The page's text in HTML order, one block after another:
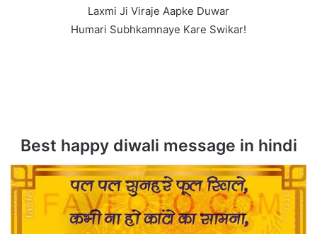
Laxmi Ji Viraje Aapke Duwar
Humari Subhkamnaye Kare Swikar!
Best happy diwali message in hindi